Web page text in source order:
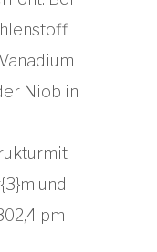
Niob in
und
pm